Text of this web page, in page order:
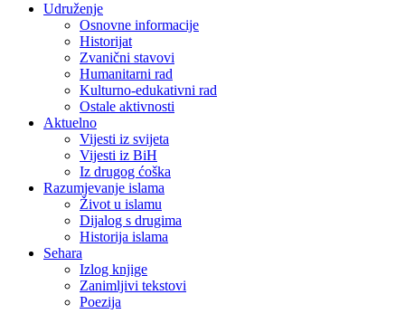
Udruženje
Osnovne informacije
Historijat
Zvanični stavovi
Humanitarni rad
Kulturno-edukativni rad
Ostale aktivnosti
Aktuelno
Vijesti iz svijeta
Vijesti iz BiH
Iz drugog ćoška
Razumjevanje islama
Život u islamu
Dijalog s drugima
Historija islama
Sehara
Izlog knjige
Zanimljivi tekstovi
Poezija